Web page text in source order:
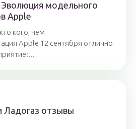
модельного
Apple
кого, чем
Apple 12 сентября отлично
Ладогаз отзывы